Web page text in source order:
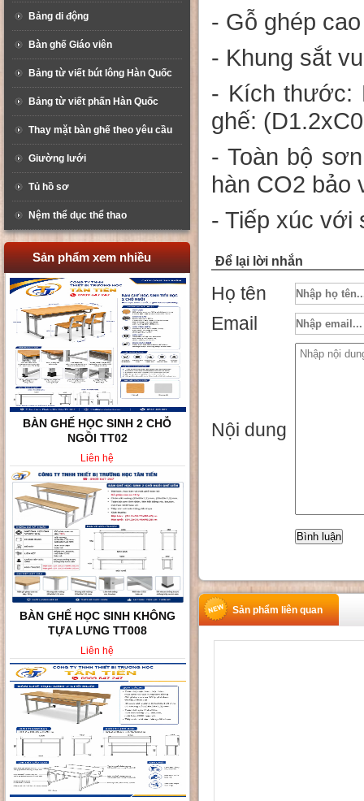
Bảng di động
Bàn ghế Giáo viên
Bảng từ viết bút lông Hàn Quốc
Bảng từ viết phấn Hàn Quốc
Thay mặt bàn ghế theo yêu cầu
Giường lưới
Tủ hồ sơ
Nệm thể dục thể thao
Sản phẩm xem nhiều
BÀN GHẾ HỌC SINH KHÔNG
TỰA LƯNG TT008
Liên hệ
BÀN GHẾ HỌC SINH VÀ SINH
VIÊN TT010
Liên hệ
- Gỗ ghép
- Khung sắt
- Kích thước:
ghế:
- Toàn bộ
hàn CO2 bảo
- Tiếp xúc với
Để lại lời nhắn
Họ tên
Email
Nội dung
Sản phẩm liên quan